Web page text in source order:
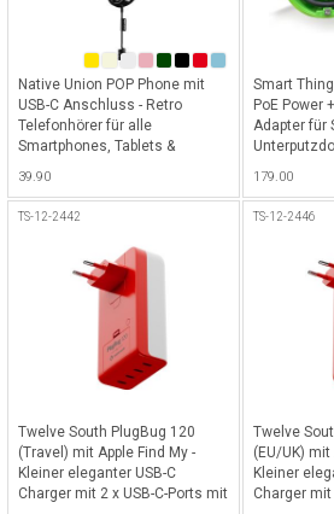
Native Union POP Phone mit
USB-C Anschluss - Retro
Telefonhörer für alle
Smartphones, Tablets &
hochwertigem Mikrofon &
Videoanrufe & Online-
Meetings) - Black
39.90
Smart
PoE Power
Adapter für
30cm -
179.00
TS-12-2442
Twelve South PlugBug 120
(Travel) mit Apple Find My -
Kleiner eleganter USB-C
Charger mit 2 x USB-C-Ports mit
TS-12-2446
Twelve
(EU/UK) mit
Kleiner
Charger mit